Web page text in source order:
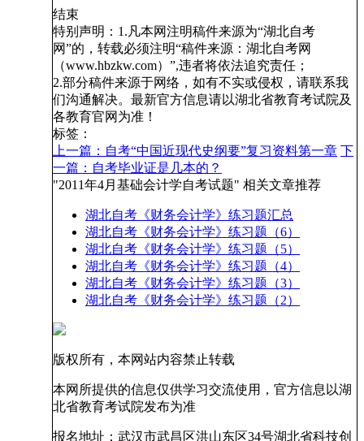
结束
特别声明：1.凡本网注明稿件来源为“湖北自考
网”的，转载必须注明“稿件来源：湖北自考网
（www.hbzkw.com）”,违者将依法追究责任；
2.部分稿件来源于网络，如有不实或侵权，请联系我
们沟通解决。最新官方信息请以湖北省教育考试院及
各教育官网为准！
标签：
上一篇：自考“中国近现代史纲要”复习资料第一章 下
一篇：自考毕业证是几本的？
"2011年4月基础会计学自考试题" 相关文章推荐
湖北自考《财务会计学》练习题汇总
湖北自考《财务会计学》练习题（6）
湖北自考《财务会计学》练习题（5）
湖北自考《财务会计学》练习题（4）
湖北自考《财务会计学》练习题（3）
湖北自考《财务会计学》练习题（2）
版权所有，本网站内容禁止转载
本网所提供的信息仅供学习交流使用，官方信息以湖
北省教育考试院发布为准
报名地址：武汉市武昌区洪山东区34号湖北省科技创